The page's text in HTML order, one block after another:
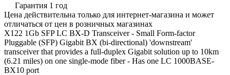
Гарантия 1 год
Цена действительна только для интернет-магазина и может
отличаться от цен в розничных магазинах
X122 1Gb SFP LC BX-D Transceiver - Small Form-factor
Pluggable (SFP) Gigabit BX (bi-directional) 'downstream'
transceiver that provides a full-duplex Gigabit solution up to 10km
(6.21 miles) on one single-mode fiber - Has one LC 1000BASE-
BX10 port